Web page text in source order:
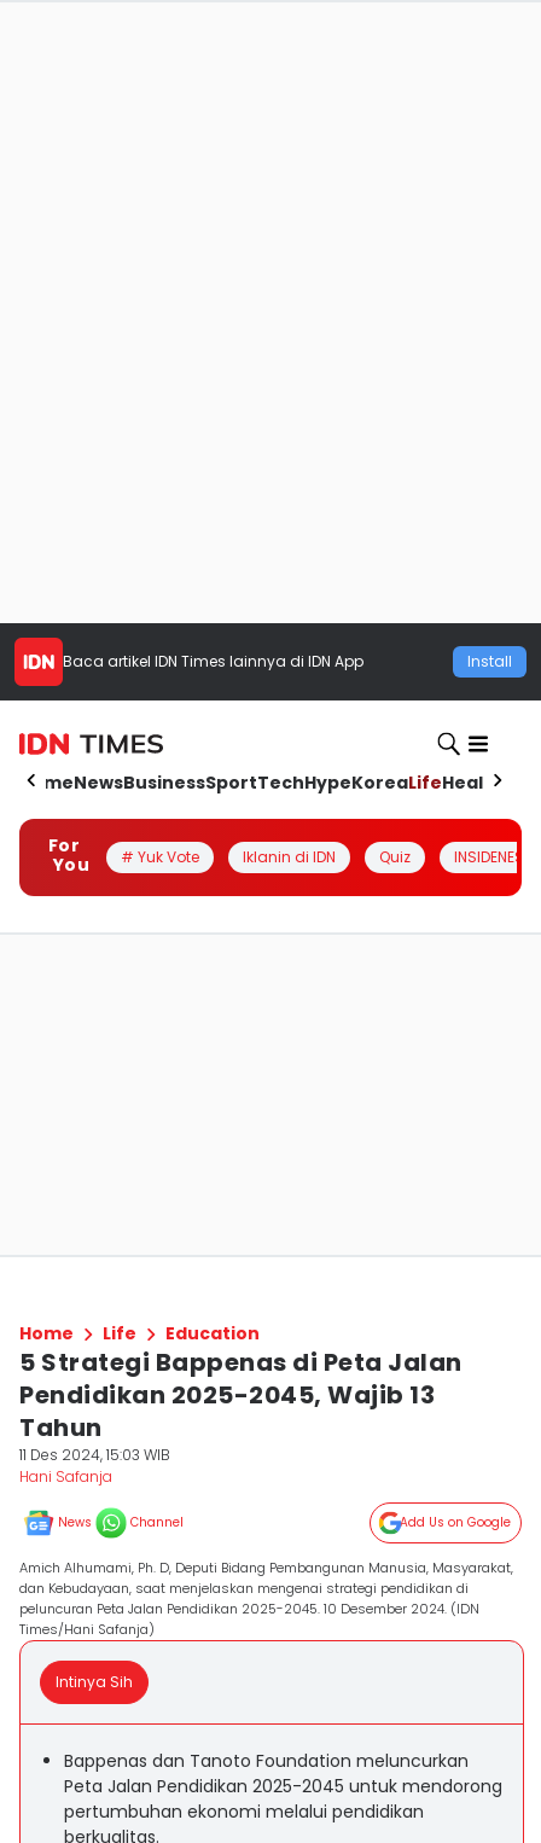
Baca artikel IDN Times lainnya di IDN App Install
HomeNewsBusinessSportTechHypeKoreaLifeHealth
For
You
# Yuk Vote Iklanin di IDN Quiz INSIDENESIA
Home Life Education
5 Strategi Bappenas di Peta Jalan
Pendidikan 2025-2045, Wajib 13
Tahun
11 Des 2024, 15:03 WIB
Hani Safanja
News Channel Add Us on Google
Amich Alhumami, Ph. D, Deputi Bidang Pembangunan Manusia, Masyarakat,
dan Kebudayaan, saat menjelaskan mengenai strategi pendidikan di
peluncuran Peta Jalan Pendidikan 2025-2045. 10 Desember 2024. (IDN
Times/Hani Safanja)
Intinya Sih
Bappenas dan Tanoto Foundation meluncurkan
Peta Jalan Pendidikan 2025-2045 untuk mendorong
pertumbuhan ekonomi melalui pendidikan
berkualitas.